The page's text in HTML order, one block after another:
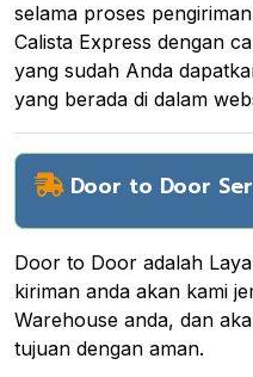
selama proses
Calista Express dengan
yang sudah Anda
yang berada di dalam
Door to Door
Door to Door adalah
kiriman anda akan kami
Warehouse anda, dan
tujuan dengan aman.